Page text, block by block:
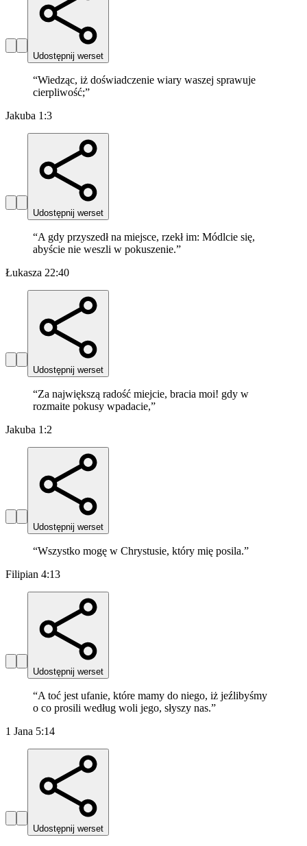
Udostępnij werset
“Wiedząc, iż doświadczenie wiary waszej sprawuje
cierpliwość;”
Jakuba 1:3
Udostępnij werset
“A gdy przyszedł na miejsce, rzekł im: Módlcie się,
abyście nie weszli w pokuszenie.”
Łukasza 22:40
Udostępnij werset
“Za największą radość miejcie, bracia moi! gdy w
rozmaite pokusy wpadacie,”
Jakuba 1:2
Udostępnij werset
“Wszystko mogę w Chrystusie, który mię posila.”
Filipian 4:13
Udostępnij werset
“A toć jest ufanie, które mamy do niego, iż jeźlibyśmy
o co prosili według woli jego, słyszy nas.”
1 Jana 5:14
Udostępnij werset